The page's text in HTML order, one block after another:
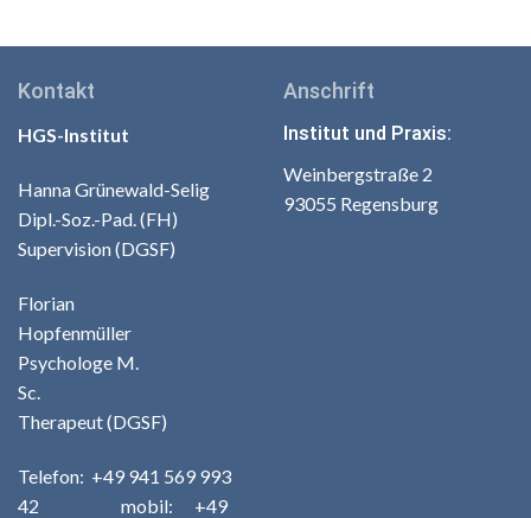
Kontakt
HGS-Institut
Hanna Grünewald-Selig
Dipl.-Soz.-Pad. (FH)
Supervision (DGSF)
Florian
Hopfenmüller
Psychologe M.
Sc.
Therapeut (DGSF)
Telefon: +49 941 569 993
42 mobil: +49
Anschrift
Institut und Praxis:
Weinbergstraße 2
93055 Regensburg